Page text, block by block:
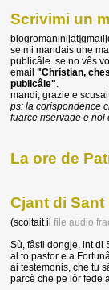
Scrivimi un
se mi mandais une
publicâle. se no vês
email "Christian,
publicâle"
mandi, grazie e
ps: la corispondence
fuarce riservade e nol
La ore de
Cjant di Sant
(scoltait il file audio
Sù, fâsti dongje, int di
al to pastor e a
ai testemonis, che tu
parcè che pe lôr fede